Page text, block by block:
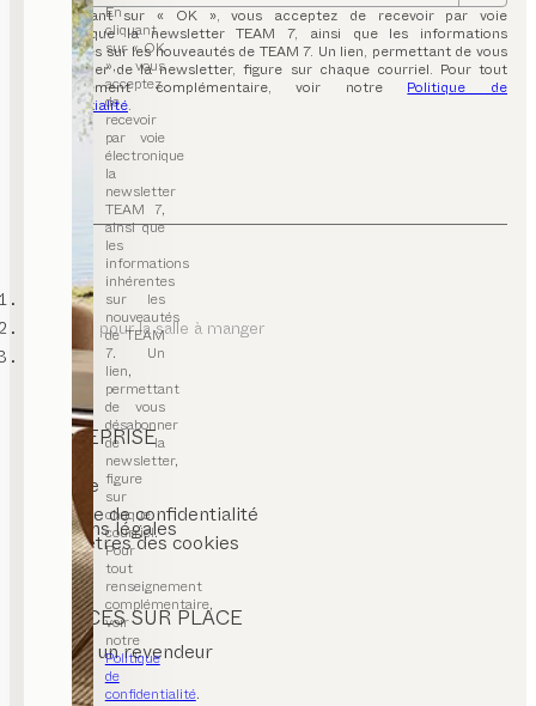
En
cliquant
sur « OK
», vous
acceptez
de
recevoir
par voie
électronique
la
newsletter
TEAM 7,
ainsi que
les
informations
inhérentes
sur les
nouveautés
de TEAM
7. Un
lien,
permettant
de vous
désabonner
de la
newsletter,
figure
sur
chaque
courriel.
Pour
tout
renseignement
complémentaire,
voir
notre
Politique
de
confidentialité.
En cliquant sur « OK », vous acceptez de recevoir par voie
électronique la newsletter TEAM 7, ainsi que les informations
inhérentes sur les nouveautés de TEAM 7. Un lien, permettant de vous
désabonner de la newsletter, figure sur chaque courriel. Pour tout
renseignement complémentaire, voir notre Politique de
confidentialité.
TEAM 7
meubles pour la salle à manger
vitrines
ENTREPRISE
carrière
politique de confidentialité
mentions légales
paramètres des cookies
SERVICES SUR PLACE
trouver un revendeur